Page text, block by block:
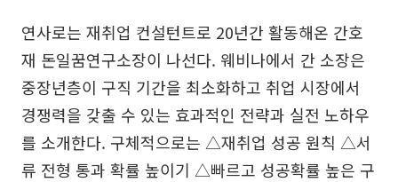
연사로는 재취업 컨설턴트로 20년간 활동해온 간호
재 돈일꿈연구소장이 나선다. 웨비나에서 간 소장은
중장년층이 구직 기간을 최소화하고 취업 시장에서
경쟁력을 갖출 수 있는 효과적인 전략과 실전 노하우
를 소개한다. 구체적으로는 △재취업 성공 원칙 △서
류 전형 통과 확률 높이기 △빠르고 성공확률 높은 구